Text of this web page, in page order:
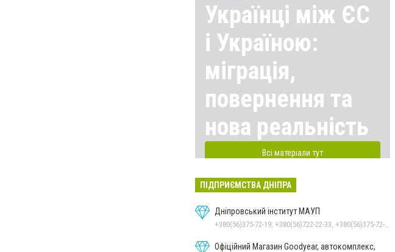
Українці між ЄС
і Україною:
міграція,
повернення та
нова реальність
Всі матеріали тут
ПІДПРИЄМСТВА ДНІПРА
Дніпровський інститут МАУП
Офіційний Магазин Goodyear, автокомплекс,